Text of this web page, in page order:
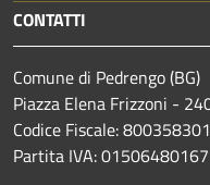
CONTATTI
Comune di Pedrengo (BG)
Piazza Elena Frizzoni -
Codice Fiscale:
Partita IVA: 01506480167